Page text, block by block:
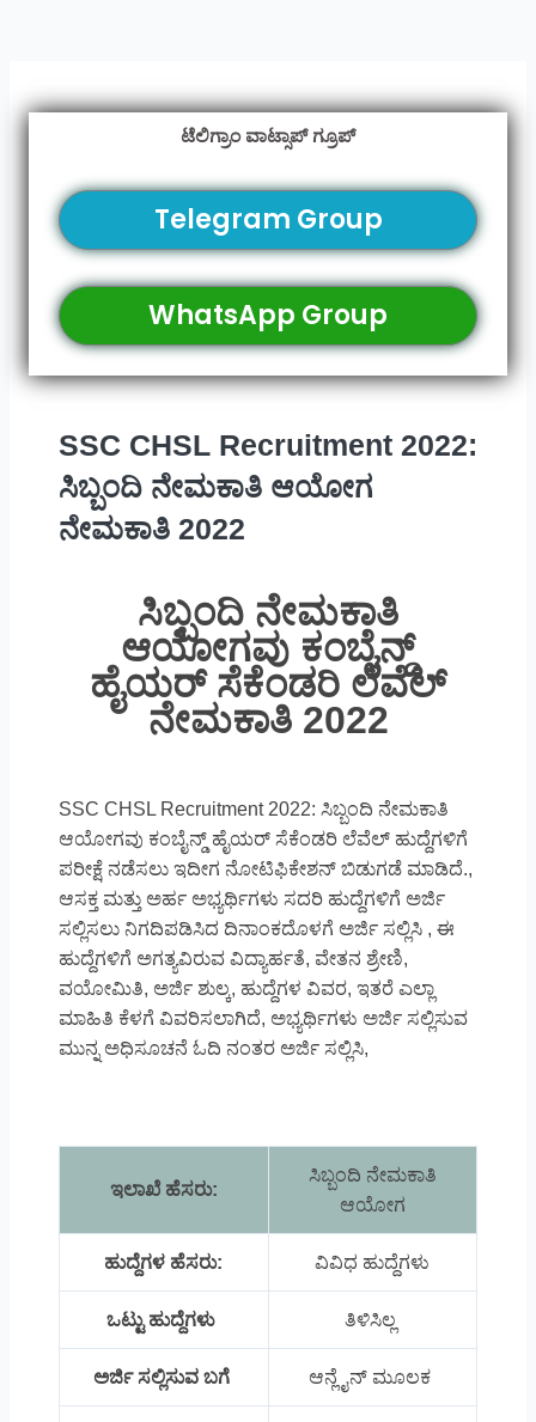
ಟೆಲಿಗ್ರಾಂ ವಾಟ್ಸಾಪ್ ಗ್ರೂಪ್
Telegram Group
WhatsApp Group
SSC CHSL Recruitment 2022:
ಸಿಬ್ಬಂದಿ ನೇಮಕಾತಿ ಆಯೋಗ
ನೇಮಕಾತಿ 2022
ಸಿಬ್ಬಂದಿ ನೇಮಕಾತಿ
ಆಯೋಗವು ಕಂಬೈನ್ಡ್‌
ಹೈಯರ್ ಸೆಕೆಂಡರಿ ಲೆವೆಲ್‌
ನೇಮಕಾತಿ 2022
SSC CHSL Recruitment 2022: ಸಿಬ್ಬಂದಿ ನೇಮಕಾತಿ
ಆಯೋಗವು ಕಂಬೈನ್ಡ್‌ ಹೈಯರ್ ಸೆಕೆಂಡರಿ ಲೆವೆಲ್‌ ಹುದ್ದೆಗಳಿಗೆ
ಪರೀಕ್ಷೆ ನಡೆಸಲು ಇದೀಗ ನೋಟಿಫಿಕೇಶನ್‌ ಬಿಡುಗಡೆ ಮಾಡಿದೆ.,
ಆಸಕ್ತ ಮತ್ತು ಅರ್ಹ ಅಭ್ಯರ್ಥಿಗಳು ಸದರಿ ಹುದ್ದೆಗಳಿಗೆ ಅರ್ಜಿ
ಸಲ್ಲಿಸಲು ನಿಗದಿಪಡಿಸಿದ ದಿನಾಂಕದೊಳಗೆ ಅರ್ಜಿ ಸಲ್ಲಿಸಿ , ಈ
ಹುದ್ದೆಗಳಿಗೆ ಅಗತ್ಯವಿರುವ ವಿದ್ಯಾರ್ಹತೆ, ವೇತನ ಶ್ರೇಣಿ,
ವಯೋಮಿತಿ, ಅರ್ಜಿ ಶುಲ್ಕ, ಹುದ್ದೆಗಳ ವಿವರ, ಇತರೆ ಎಲ್ಲಾ
ಮಾಹಿತಿ ಕೆಳಗೆ ವಿವರಿಸಲಾಗಿದೆ, ಅಭ್ಯರ್ಥಿಗಳು ಅರ್ಜಿ ಸಲ್ಲಿಸುವ
ಮುನ್ನ ಅಧಿಸೂಚನೆ ಓದಿ ನಂತರ ಅರ್ಜಿ ಸಲ್ಲಿಸಿ,
ಇಲಾಖೆ ಹೆಸರು:
ಸಿಬ್ಬಂದಿ ನೇಮಕಾತಿ
ಆಯೋಗ
ಹುದ್ದೆಗಳ ಹೆಸರು: ವಿವಿಧ ಹುದ್ದೆಗಳು
ಒಟ್ಟು ಹುದ್ದೆಗಳು ತಿಳಿಸಿಲ್ಲ
ಅರ್ಜಿ ಸಲ್ಲಿಸುವ ಬಗೆ ಆನ್ಲೈನ್ ಮೂಲಕ